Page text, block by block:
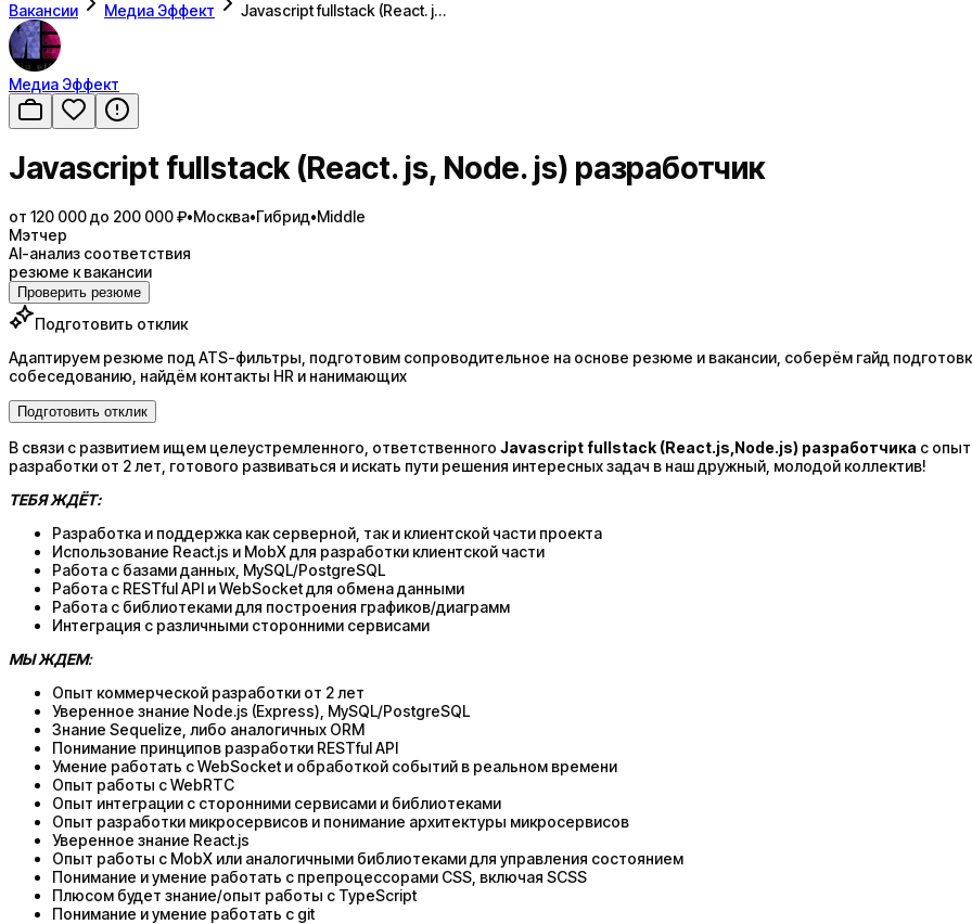
Вакансии Медиа Эффект Javascript fullstack (React. j…
Медиа Эффект
Javascript fullstack (React. js, Node. js) разработчик
от 120 000 до 200 000 ₽•Москва•Гибрид•Middle
Мэтчер
AI-анализ соответствия
резюме к вакансии
Проверить резюме
Подготовить отклик
Адаптируем резюме под ATS-фильтры, подготовим сопроводительное на основе резюме и вакансии, соберём гайд
собеседованию, найдём контакты HR и нанимающих
Подготовить отклик
В связи с развитием ищем целеустремленного, ответственного Javascript fullstack (React.js Node.js) разработчика c
разработки от 2 лет, готового развиваться и искать пути решения интересных задач в наш дружный, молодой коллектив!
ТЕБЯ ЖДЁТ:
Разработка и поддержка как серверной, так и клиентской части проекта
Использование React.js и MobX для разработки клиентской части
Работа с базами данных, MySQL/PostgreSQL
Работа с RESTful API и WebSocket для обмена данными
Работа с библиотеками для построения графиков/диаграмм
Интеграция с различными сторонними сервисами
МЫ ЖДЕМ:
Опыт коммерческой разработки от 2 лет
Уверенное знание Node.js (Express), MySQL/PostgreSQL
Знание Sequelize, либо аналогичных ORM
Понимание принципов разработки RESTful API
Умение работать с WebSocket и обработкой событий в реальном времени
Опыт работы с WebRTC
Опыт интеграции с сторонними сервисами и библиотеками
Опыт разработки микросервисов и понимание архитектуры микросервисов
Уверенное знание React.js
Опыт работы с MobX или аналогичными библиотеками для управления состоянием
Понимание и умение работать с препроцессорами CSS, включая SCSS
Плюсом будет знание/опыт работы с TypeScript
Понимание и умение работать с git